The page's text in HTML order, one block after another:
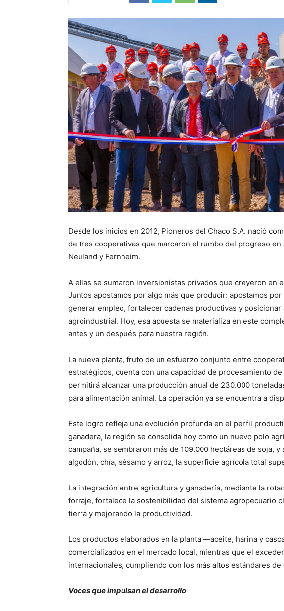
Desde los inicios en 2012, Pioneros del Chaco S.A. nació
de tres cooperativas que marcaron el rumbo del progreso en
Neuland y Fernheim.
A ellas se sumaron inversionistas privados que creyeron en
Juntos apostamos por algo más que producir: apostamos
generar empleo, fortalecer cadenas productivas y posicionar
agroindustrial. Hoy, esa apuesta se materializa en este
antes y un después para nuestra región.
La nueva planta, fruto de un esfuerzo conjunto entre
estratégicos, cuenta con una capacidad de procesamiento
permitirá alcanzar una producción anual de 230.000
para alimentación animal. La operación ya se encuentra a
Este logro refleja una evolución profunda en el perfil
ganadera, la región se consolida hoy como un nuevo polo
campaña, se sembraron más de 109.000 hectáreas de soja,
algodón, chía, sésamo y arroz, la superficie agrícola total
La integración entre agricultura y ganadería, mediante la
forraje, fortalece la sostenibilidad del sistema agropecuario
tierra y mejorando la productividad.
Los productos elaborados en la planta —aceite, harina y
comercializados en el mercado local, mientras que el
internacionales, cumpliendo con los más altos estándares de
Voces que impulsan el desarrollo